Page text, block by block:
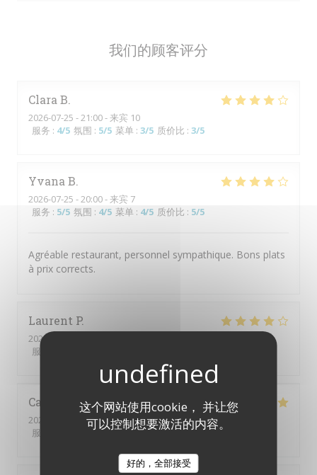
这个网站使用cookie， 并让您
可以控制想要激活的内容。
好的，全部接受
我们的顾客评分
Clara B
2026-07-25 - 21:00 - 来宾 10
服务 : 4/5 氛围 : 5/5 菜单 : 3/5 质价比 : 3/5
Yvana B
2026-07-25 - 20:00 - 来宾 7
服务 : 5/5 氛围 : 4/5 菜单 : 4/5 质价比 : 5/5
Agréable restaurant, personnel sympathique. Bons plats
à prix corrects.
Laurent P
2026-07-23
服务
Carole
2026-07-23
- 12:00 - 来宾 2
服务
: 5/5 菜单:4/5 质价比: 5/5